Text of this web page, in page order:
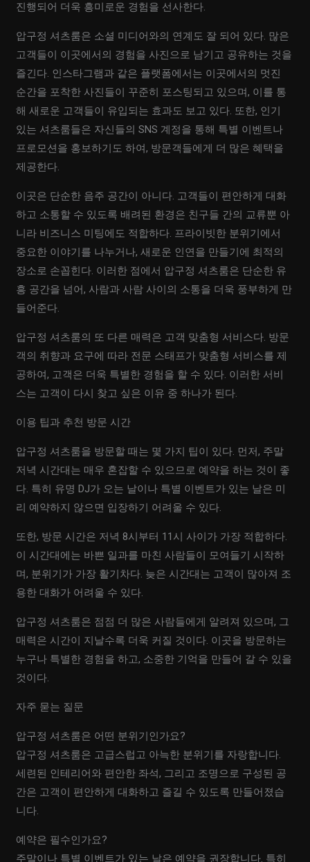
진행되어 더욱 흥미로운 경험을 선사한다.
압구정 셔츠룸은 소셜 미디어와의 연계도 잘 되어 있다. 많은
고객들이 이곳에서의 경험을 사진으로 남기고 공유하는 것을
즐긴다. 인스타그램과 같은 플랫폼에서는 이곳에서의 멋진
순간을 포착한 사진들이 꾸준히 포스팅되고 있으며, 이를 통
해 새로운 고객들이 유입되는 효과도 보고 있다. 또한, 인기
있는 셔츠룸들은 자신들의 SNS 계정을 통해 특별 이벤트나
프로모션을 홍보하기도 하여, 방문객들에게 더 많은 혜택을
제공한다.
이곳은 단순한 음주 공간이 아니다. 고객들이 편안하게 대화
하고 소통할 수 있도록 배려된 환경은 친구들 간의 교류뿐 아
니라 비즈니스 미팅에도 적합하다. 프라이빗한 분위기에서
중요한 이야기를 나누거나, 새로운 인연을 만들기에 최적의
장소로 손꼽힌다. 이러한 점에서 압구정 셔츠룸은 단순한 유
흥 공간을 넘어, 사람과 사람 사이의 소통을 더욱 풍부하게 만
들어준다.
압구정 셔츠룸의 또 다른 매력은 고객 맞춤형 서비스다. 방문
객의 취향과 요구에 따라 전문 스태프가 맞춤형 서비스를 제
공하여, 고객은 더욱 특별한 경험을 할 수 있다. 이러한 서비
스는 고객이 다시 찾고 싶은 이유 중 하나가 된다.
이용 팁과 추천 방문 시간
압구정 셔츠룸을 방문할 때는 몇 가지 팁이 있다. 먼저, 주말
저녁 시간대는 매우 혼잡할 수 있으므로 예약을 하는 것이 좋
다. 특히 유명 DJ가 오는 날이나 특별 이벤트가 있는 날은 미
리 예약하지 않으면 입장하기 어려울 수 있다.
또한, 방문 시간은 저녁 8시부터 11시 사이가 가장 적합하다.
이 시간대에는 바쁜 일과를 마친 사람들이 모여들기 시작하
며, 분위기가 가장 활기차다. 늦은 시간대는 고객이 많아져 조
용한 대화가 어려울 수 있다.
압구정 셔츠룸은 점점 더 많은 사람들에게 알려져 있으며, 그
매력은 시간이 지날수록 더욱 커질 것이다. 이곳을 방문하는
누구나 특별한 경험을 하고, 소중한 기억을 만들어 갈 수 있을
것이다.
자주 묻는 질문
압구정 셔츠룸은 어떤 분위기인가요?
압구정 셔츠룸은 고급스럽고 아늑한 분위기를 자랑합니다.
세련된 인테리어와 편안한 좌석, 그리고 조명으로 구성된 공
간은 고객이 편안하게 대화하고 즐길 수 있도록 만들어졌습
니다.
예약은 필수인가요?
주말이나 특별 이벤트가 있는 날은 예약을 권장합니다. 특히